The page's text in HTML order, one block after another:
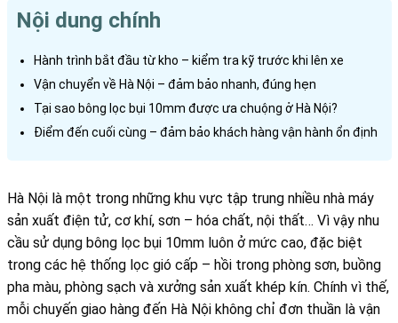
Nội dung chính
Hành trình bắt đầu từ kho – kiểm tra kỹ trước khi lên xe
Vận chuyển về Hà Nội – đảm bảo nhanh, đúng hẹn
Tại sao bông lọc bụi 10mm được ưa chuộng ở Hà Nội?
Điểm đến cuối cùng – đảm bảo khách hàng vận hành ổn định
Hà Nội là một trong những khu vực tập trung nhiều nhà máy
sản xuất điện tử, cơ khí, sơn – hóa chất, nội thất… Vì vậy nhu
cầu sử dụng bông lọc bụi 10mm luôn ở mức cao, đặc biệt
trong các hệ thống lọc gió cấp – hồi trong phòng sơn, buồng
pha màu, phòng sạch và xưởng sản xuất khép kín. Chính vì thế,
mỗi chuyến giao hàng đến Hà Nội không chỉ đơn thuần là vận